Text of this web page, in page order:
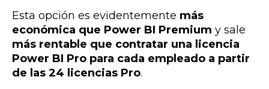
Esta opción es evidentemente más
económica que Power BI Premium y sale
más rentable que contratar una licencia
Power BI Pro para cada empleado a partir
de las 24 licencias Pro.